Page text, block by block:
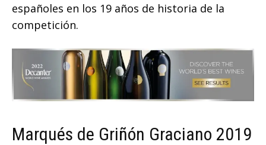
españoles en los 19 años de historia de la
competición.
Marqués de Griñón Graciano 2019